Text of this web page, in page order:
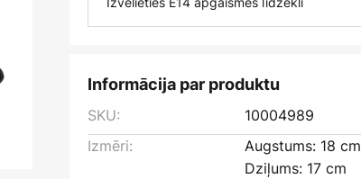
Informācija par produktu
SKU:
10004989
Izmēri:
Augstums: 18 cm
Dziļums: 17 cm